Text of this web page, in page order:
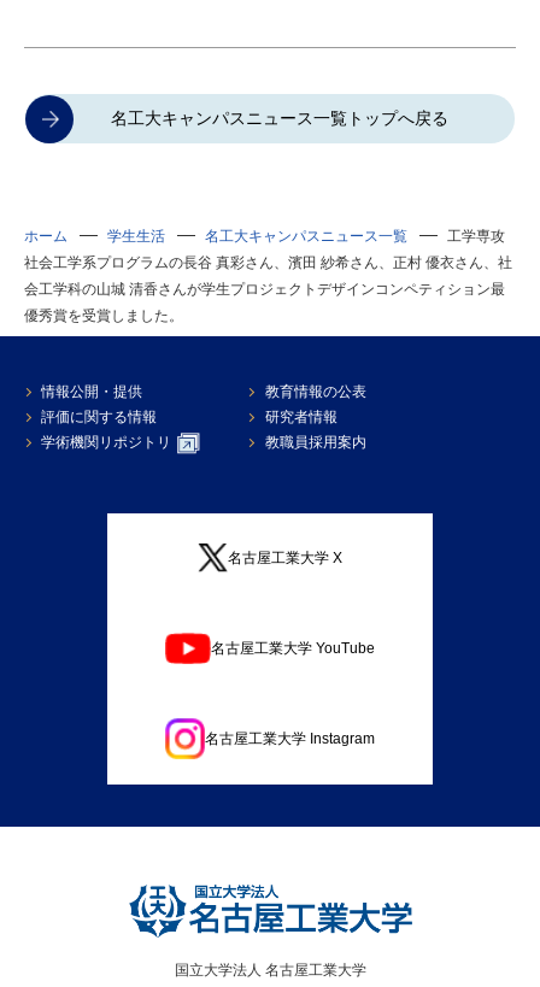
名工大キャンパスニュース一覧トップへ戻る
ホーム 学生生活 名工大キャンパスニュース一覧
工学専攻
社会工学系プログラムの長谷 真彩さん、濱田 紗希さん、正村 優衣さん、社
会工学科の山城 清香さんが学生プロジェクトデザインコンペティション最
優秀賞を受賞しました。
情報公開・提供
教育情報の公表
評価に関する情報
研究者情報
学術機関リポジトリ
教職員採用案内
名古屋工業大学 X
名古屋工業大学 YouTube
名古屋工業大学 Instagram
国立大学法人 名古屋工業大学